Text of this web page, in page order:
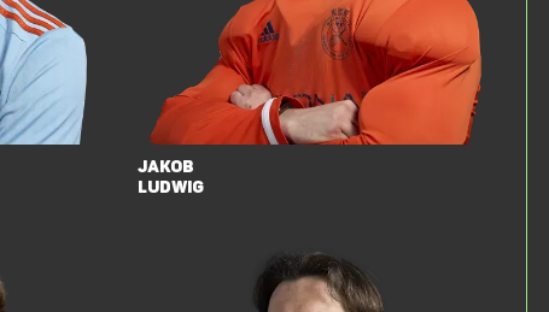
Jakob
Ludwig